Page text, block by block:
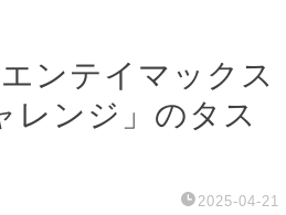
ンテイマックス
レンジ」のタス
2025-04-21